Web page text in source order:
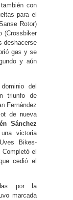
con
para el
Rotor)
(Crossbiker
deshacerse
gas y se
y aún
del
triunfo de
Fernández
de nueva
Sánchez
victoria
Bikes-
el
cedió el
por la
marcada